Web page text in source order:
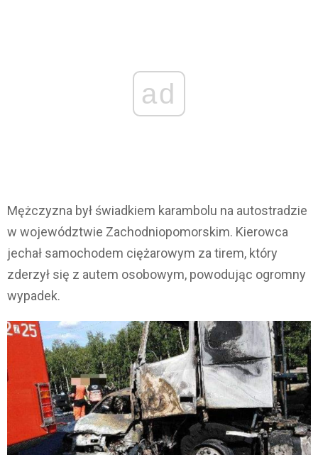
ad
Mężczyzna był świadkiem karambolu na autostradzie
w województwie Zachodniopomorskim. Kierowca
jechał samochodem ciężarowym za tirem, który
zderzył się z autem osobowym, powodując ogromny
wypadek.